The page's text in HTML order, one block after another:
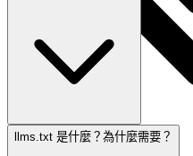
理財與省錢 副業實戰
llms.txt 是什麼？為什麼需要？